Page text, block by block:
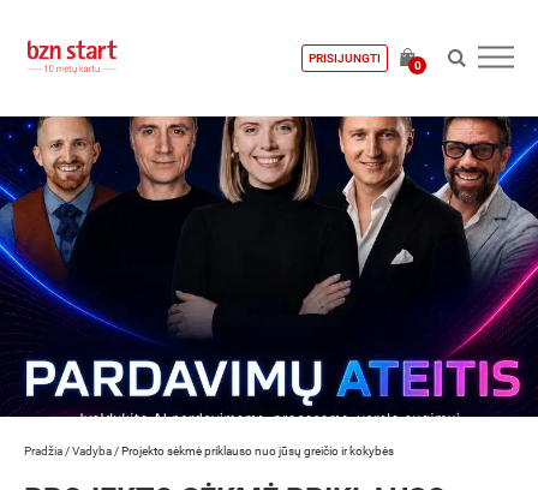
PRISIJUNGTI
0
Pradžia /Vadyba /Projekto sėkmė priklauso nuo jūsų greičio ir kokybės